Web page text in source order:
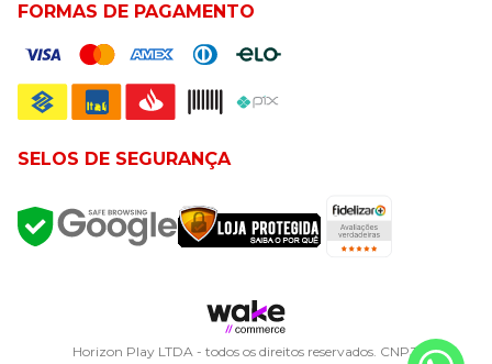
FORMAS DE PAGAMENTO
SELOS DE SEGURANÇA
Horizon Play LTDA - todos os direitos reservados. CNPJ: